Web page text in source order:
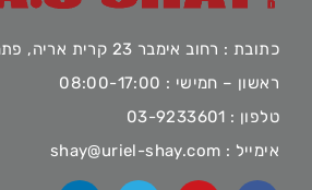
כתובת : רחוב אימבר 23 קרית אריה, פתח תקווה
ראשון – חמישי : 08:00-17:00
טלפון : 03-9233601
אימייל : shay@uriel-shay.com